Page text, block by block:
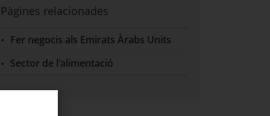
Pàgines relacionades
Fer negocis als Emirats Àrabs Units
Sector de l'alimentació